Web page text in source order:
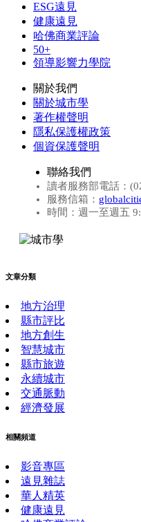
ESG遠見
健康遠見
哈佛商業評論
50+
領導影響力學院
關於我們
關於城市學
著作權聲明
隱私保護權政策
個資保護聲明
聯絡我們
讀者服務部電話：
服務信箱：
時間：週一至週五
文章分類
地方治理
縣市評比
地方創生
智慧城市
縣市旅遊
永續城市
交通脈動
經濟發展
相關頻道
影音專區
遠見雜誌
華人精英
健康遠見